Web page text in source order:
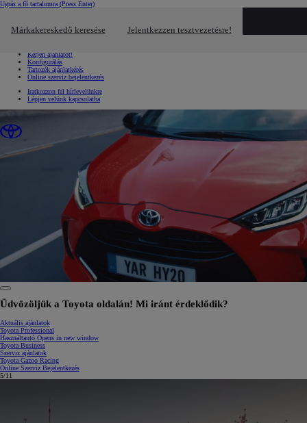
Ugrás a fő tartalomra (Press Enter)
Márkakereskedő keresése Jelentkezzen tesztvezetésre!
Gyors linkek Kattintson ide a bezáráshoz
Kérjen ajánlatot!
Konfigurálás
Tartozék ajánlatkérés
Online szerviz bejelentkezés
Iratkozzon fel hírlevelünkre
Lépjen velünk kapcsolatba
0:23 / 1:34
Üdvözöljük a Toyota oldalán! Mi iránt érdeklődik?
Aktuális ajánlatok
Toyota Professional
Használtautó Opens in new window
Toyota Business
Szerviz ajánlatok
Toyota Gazoo Racing
Online Szerviz Bejelentkezés
6/11